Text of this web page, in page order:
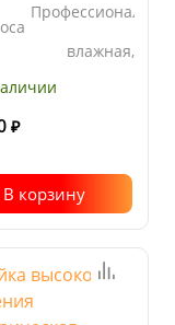
влажная,
₽
В корзину